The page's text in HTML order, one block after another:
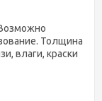
Толщина
влаги, краски